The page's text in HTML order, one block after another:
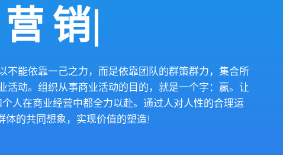
运|
不能依靠一己之力，而是依靠团队的群策群力，集合所
活动。组织从事商业活动的目的，就是一个字：赢。让
人在商业经营中都全力以赴。通过人对人性的合理运
体的共同想象，实现价值的塑造!